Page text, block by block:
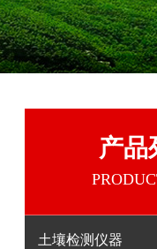
产品
土壤检测仪器